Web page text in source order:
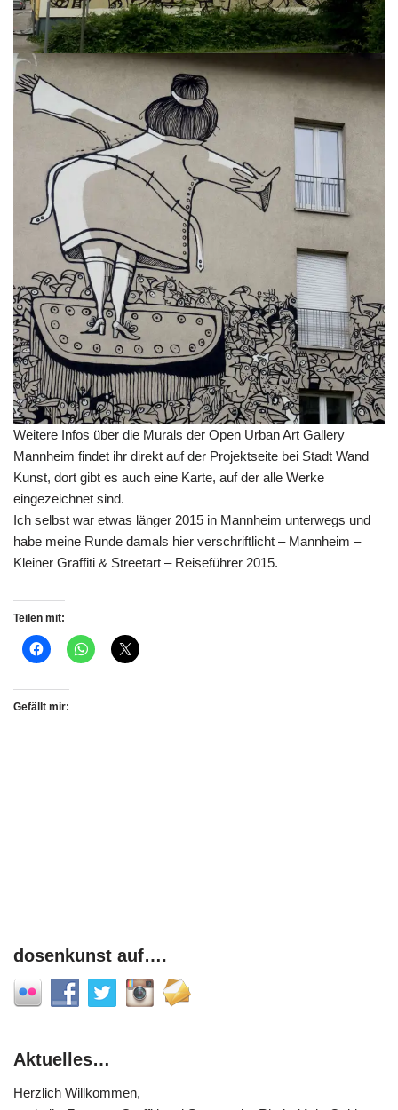
Weitere Infos über die Murals der Open Urban Art Gallery
Mannheim findet ihr direkt auf der Projektseite bei Stadt Wand
Kunst, dort gibt es auch eine Karte, auf der alle Werke
eingezeichnet sind.
Ich selbst war etwas länger 2015 in Mannheim unterwegs und
habe meine Runde damals hier verschriftlicht – Mannheim –
Kleiner Graffiti & Streetart – Reiseführer 2015.
Teilen mit:
Gefällt mir:
dosenkunst auf….
Aktuelles…
Herzlich Willkommen,